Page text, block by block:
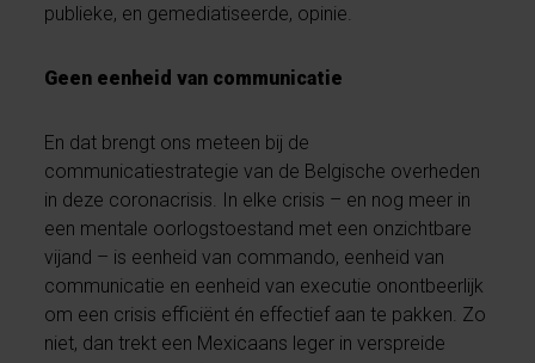
publieke, en gemediatiseerde, opinie.
Geen eenheid van communicatie
En dat brengt ons meteen bij de
communicatiestrategie van de Belgische overheden
in deze coronacrisis. In elke crisis – en nog meer in
een mentale oorlogstoestand met een onzichtbare
vijand – is eenheid van commando, eenheid van
communicatie en eenheid van executie onontbeerlijk
om een crisis efficiënt én effectief aan te pakken. Zo
niet, dan trekt een Mexicaans leger in verspreide